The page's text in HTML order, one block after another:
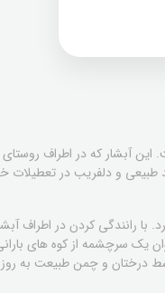
آبشار که در اطراف روستای
و دلفریب در تعطیلات
با رانندگی کردن در اطراف
یک سرچشمه از کوه های
درختان و چمن طبیعت به